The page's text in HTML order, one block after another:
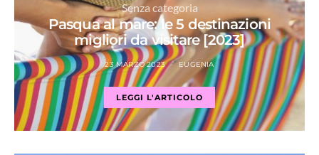
Senza categoria
Pasqua al mare: le 5 destinazioni
migliori da visitare [2023]
23 MARZO 2023 EUGENIA
LEGGI L'ARTICOLO